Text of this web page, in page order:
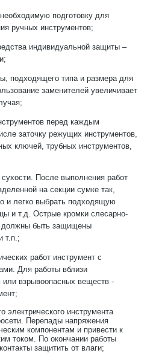
подготовку для
ручных инструментов;
индивидуальной защиты –
подходящего типа и размера для
заменителей увеличивает
перед каждым
заточку режущих инструментов,
ключей, трубных инструментов,
После выполнения работ
на секции сумке так,
и легко выбрать подходящую
и т.д. Острые кромки слесарно-
должны быть защищены
т.п.;
работ инструмент с
Для работы вблизи
взрывоопасных веществ -
электрического инструмента
Перепады напряжения
компонентам и привести к
током. По окончании работы
защитить от влаги;